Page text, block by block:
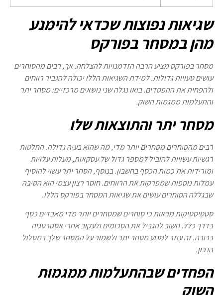
שגיאות נפוצות שכדאי להימנע
מהן במסחר בפורקס
מסחר בפורקס מציע הרבה הזדמנויות להצלחה. אך, רבים מהסוחרים
עושים טעויות גדולות. למידת השגיאות הללו יכולה להגביר רווחים
ולהפחית את ההפסדים. בואו נגלה שני נושאים מרכזיים:מסחר יתר
והתעלמות ממגמות השוק.
מסחר יתר והתוצאות שלו
רבים מהסוחרים מסחרים יותר מדי, מה שהוא בעיה גדולה. החלטות
רגשיות עשויות להוביל למספר גדול של עסקאות, מעלות עלויות
ומורידות את כמות הכסף בחשבון. בנוסף, הסחר יתר עשוי להוסיף
עמלות נוספות שמפרקות את הרווחים. חוסר רצון עצמי הוא הסיבה
שבגללה הסוחרים עושים אתשגיאות המסחר בפורקסהללו.
סטטיסטיקות מראות כי סוחרים שמסחרים יותר מדי מאבדים כסף
בדרך כלל. חשוב להגביל את הסכומים ולעקוב אחרי אסטרטגיה
ברורה. זה עוזר למנוע מסחר יתר ולשמור על המסחר שלך במסלול
הנכון.
הפחדים שבהתעלמות ממגמות
השוק